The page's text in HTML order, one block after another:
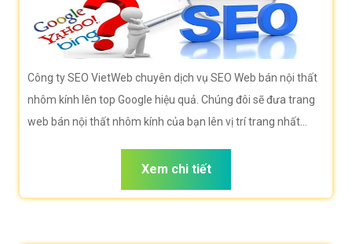
Công ty SEO VietWeb chuyên dịch vụ SEO Web bán nội thất
nhôm kính lên top Google hiệu quả. Chúng đôi sẽ đưa trang
web bán nội thất nhôm kính của bạn lên vị trí trang nhất
Xem chi tiết